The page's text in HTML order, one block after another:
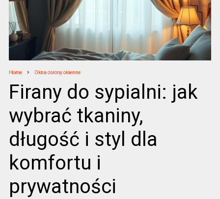
Home Okna osłony okienne
Firany do sypialni: jak
wybrać tkaniny,
długość i styl dla
komfortu i
prywatności